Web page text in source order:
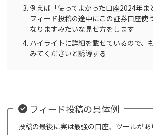
例えば「使ってよかった口座2024年ま
フィード投稿の途中にこの証券口座使
なりますみたいな見せ方をします
ハイライトに詳細を載せているので、
みてくださいと誘導する
フィード投稿の具体例
投稿の最後に実は最強の口座、ツールがあ